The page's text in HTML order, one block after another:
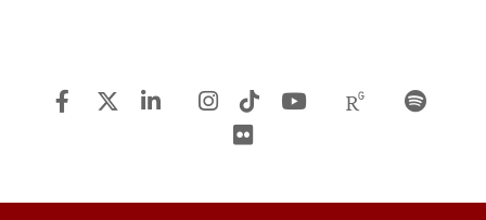
Facebook
Twitter LinkedinInstagram
TiTok Youtube